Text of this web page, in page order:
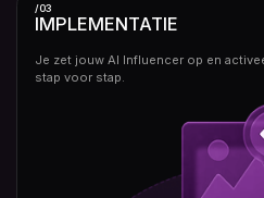
/03
IMPLEMENTATIE
Je zet jouw AI Influencer op en
stap voor stap.